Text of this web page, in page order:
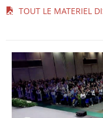
TOUT LE MATERIEL